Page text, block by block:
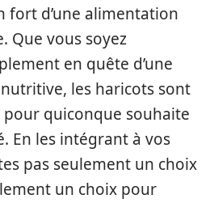
fort d’une alimentation
Que vous soyez
en quête d’une
les haricots sont
quiconque souhaite
En les intégrant à vos
pas seulement un choix
un choix pour